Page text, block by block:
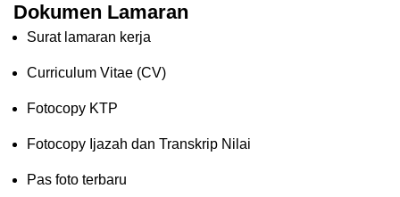
Dokumen Lamaran
Surat lamaran kerja
Curriculum Vitae (CV)
Fotocopy KTP
Fotocopy Ijazah dan Transkrip Nilai
Pas foto terbaru